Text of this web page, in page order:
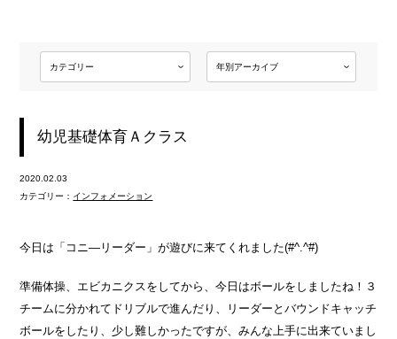
幼児基礎体育Ａクラス
2020.02.03
カテゴリー： インフォメーション
今日は「コニ―リーダー」が遊びに来てくれました(#^.^#)
準備体操、エビカニクスをしてから、今日はボールをしましたね！３
チームに分かれてドリブルで進んだり、リーダーとバウンドキャッチ
ボールをしたり、少し難しかったですが、みんな上手に出来ていまし